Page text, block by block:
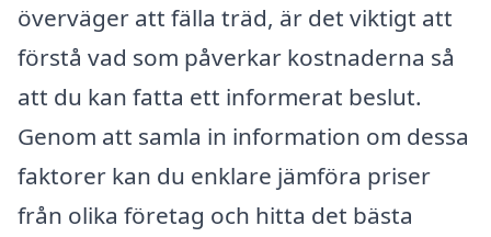
överväger att fälla träd, är det viktigt att
förstå vad som påverkar kostnaderna så
att du kan fatta ett informerat beslut.
Genom att samla in information om dessa
faktorer kan du enklare jämföra priser
från olika företag och hitta det bästa